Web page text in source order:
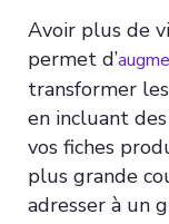
Avoir plus de
permet d’
transformer
en incluant
vos fiches
plus grande
adresser à un